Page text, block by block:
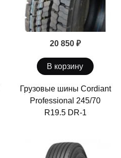
20 850 ₽
В корзину
Грузовые шины Cordiant
Professional 245/70
R19.5 DR-1